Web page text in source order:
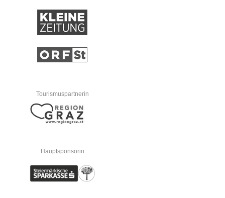
Tourismuspartnerin
Hauptsponsorin